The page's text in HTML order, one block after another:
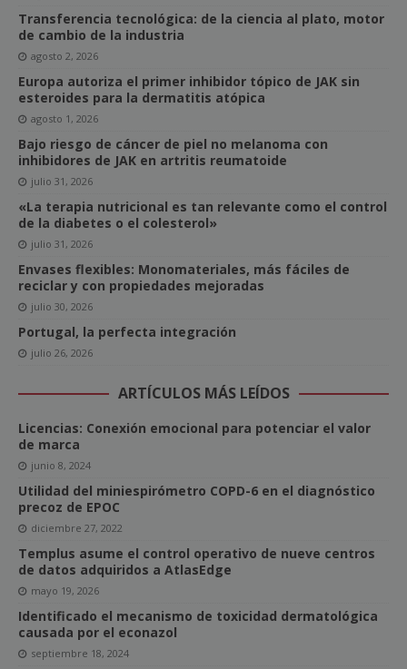
Transferencia tecnológica: de la ciencia al plato, motor
de cambio de la industria
agosto 2, 2026
Europa autoriza el primer inhibidor tópico de JAK sin
esteroides para la dermatitis atópica
agosto 1, 2026
Bajo riesgo de cáncer de piel no melanoma con
inhibidores de JAK en artritis reumatoide
julio 31, 2026
«La terapia nutricional es tan relevante como el control
de la diabetes o el colesterol»
julio 31, 2026
Envases flexibles: Monomateriales, más fáciles de
reciclar y con propiedades mejoradas
julio 30, 2026
Portugal, la perfecta integración
julio 26, 2026
ARTÍCULOS MÁS LEÍDOS
Licencias: Conexión emocional para potenciar el valor
de marca
junio 8, 2024
Utilidad del miniespirómetro COPD-6 en el diagnóstico
precoz de EPOC
diciembre 27, 2022
Templus asume el control operativo de nueve centros
de datos adquiridos a AtlasEdge
mayo 19, 2026
Identificado el mecanismo de toxicidad dermatológica
causada por el econazol
septiembre 18, 2024